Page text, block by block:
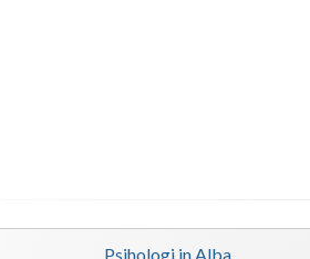
Psihologi in Alba